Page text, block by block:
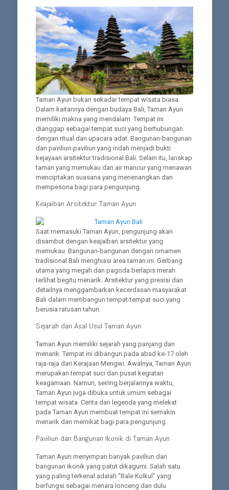
Taman Ayun bukan sekadar tempat wisata biasa.
Dalam kaitannya dengan budaya Bali, Taman Ayun
memiliki makna yang mendalam. Tempat ini
dianggap sebagai tempat suci yang berhubungan
dengan ritual dan upacara adat. Bangunan-bangunan
dan paviliun-paviliun yang indah menjadi bukti
kejayaan arsitektur tradisional Bali. Selain itu, lanskap
taman yang memukau dan air mancur yang menawan
menciptakan suasana yang menenangkan dan
mempesona bagi para pengunjung.
Keajaiban Arsitektur Taman Ayun
Saat memasuki Taman Ayun, pengunjung akan
disambut dengan keajaiban arsitektur yang
memukau. Bangunan-bangunan dengan ornamen
tradisional Bali menghiasi area taman ini. Gerbang
utama yang megah dan pagoda berlapis merah
terlihat begitu menarik. Arsitektur yang presisi dan
detailnya menggambarkan kecerdasan masyarakat
Bali dalam membangun tempat-tempat suci yang
berusia ratusan tahun.
Sejarah dan Asal Usul Taman Ayun
Taman Ayun memiliki sejarah yang panjang dan
menarik. Tempat ini dibangun pada abad ke-17 oleh
raja-raja dari Kerajaan Mengwi. Awalnya, Taman Ayun
merupakan tempat suci dan pusat kegiatan
keagamaan. Namun, seiring berjalannya waktu,
Taman Ayun juga dibuka untuk umum sebagai
tempat wisata. Cerita dan legenda yang melekat
pada Taman Ayun membuat tempat ini semakin
menarik dan memikat bagi para pengunjung.
Paviliun dan Bangunan Ikonik di Taman Ayun
Taman Ayun menyimpan banyak paviliun dan
bangunan ikonik yang patut dikagumi. Salah satu
yang paling terkenal adalah “Bale Kulkul” yang
berfungsi sebagai menara lonceng dan dulu